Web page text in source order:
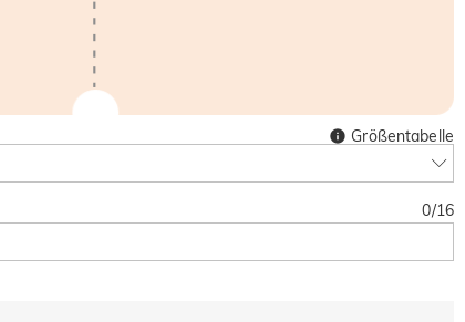
Größentabelle
0/16